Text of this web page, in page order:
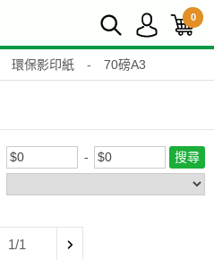
0
環保影印紙 - 70磅A3
1/1